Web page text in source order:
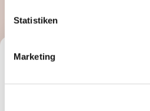
Statistiken
Marketing